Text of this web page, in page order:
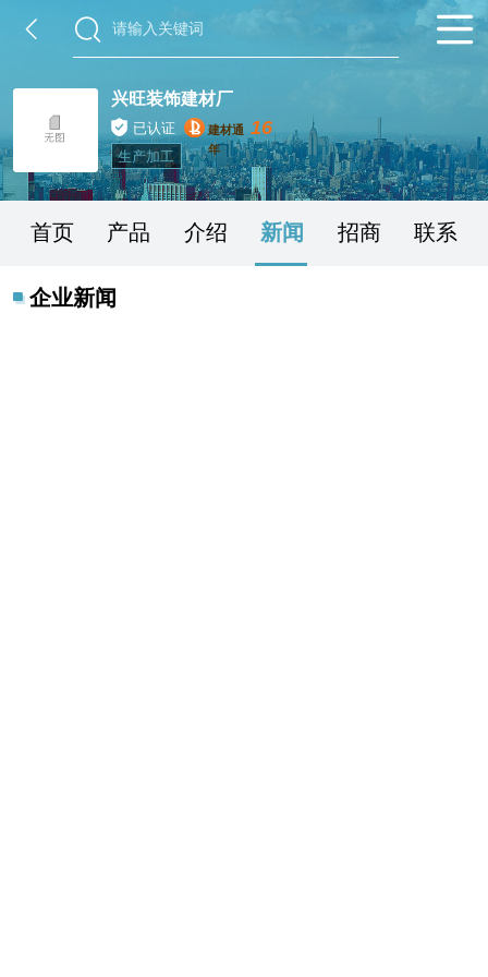
兴旺装饰建材厂
已认证 建材通 16
年
生产加工
首页 产品 介绍 新闻 招商 联系
企业新闻